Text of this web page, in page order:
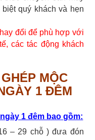
biệt quý khách và hẹn
đổi để phù hợp với
các tác động khách
MỘC
1 ĐÊM
1 đêm bao gồm:
– 29 chỗ ) đưa đón